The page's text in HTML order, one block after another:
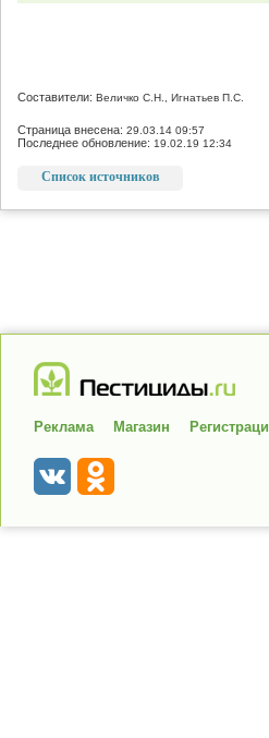
Составители: Величко С.Н., Игнатьев П.С.
Страница внесена: 29.03.14 09:57
Последнее обновление: 19.02.19 12:34
Список источников
Реклама Магазин